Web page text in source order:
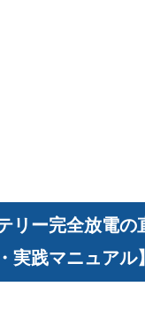
リー完全放電の
実践マニュアル】